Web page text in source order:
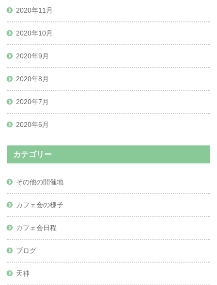
2020年11月
2020年10月
2020年9月
2020年8月
2020年7月
2020年6月
カテゴリー
その他の開催地
カフェ会の様子
カフェ会日程
ブログ
天神